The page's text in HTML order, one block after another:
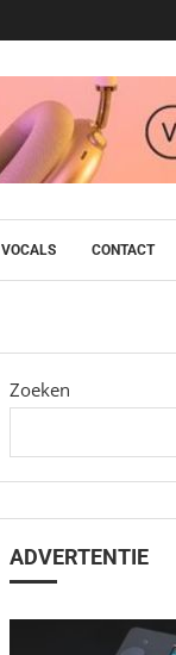
VOCALS CONTACT
Zoeken
ADVERTENTIE